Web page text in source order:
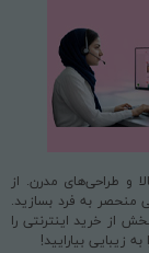
و طراحی‌های مدرن. از
منحصر به فرد بسازید.
از خرید اینترنتی را
زیبایی بیارایید!